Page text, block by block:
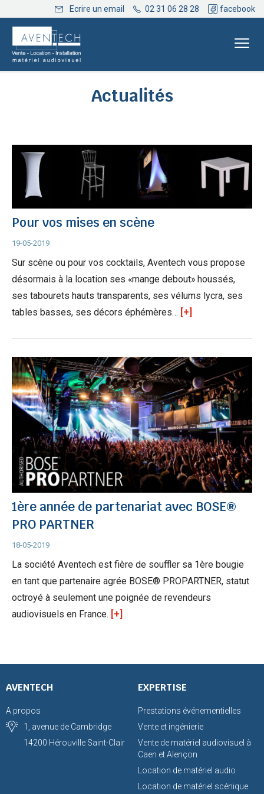
Ecrire un email 02 31 06 28 28 facebook
Actualités
Pour vos mises en scène
19-05-2019
Sur scène ou pour vos cocktails, Aventech vous propose
désormais à la location ses «mange debout» houssés,
ses tabourets hauts transparents, ses vélums lycra, ses
tables basses, ses décors éphémères… [+]
1ère année de partenariat avec BOSE®
PRO PARTNER
18-05-2019
La société Aventech est fière de souffler sa 1ère bougie
en tant que partenaire agrée BOSE® PROPARTNER, statut
octroyé à seulement une poignée de revendeurs
audiovisuels en France. [+]
AVENTECH
A propos
1, avenue de Cambridge
14200 Hérouville Saint-Clair
EXPERTISE
Prestations événementielles
Vente et ingénierie
Vente de matériel audiovisuel à
Caen et Alençon
Location de matériel audio
Location de matériel scénique